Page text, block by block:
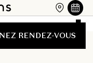
RENDEZ-VOUS